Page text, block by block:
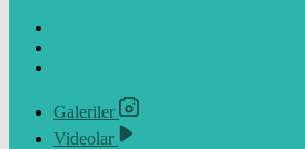
Galeriler
Videolar